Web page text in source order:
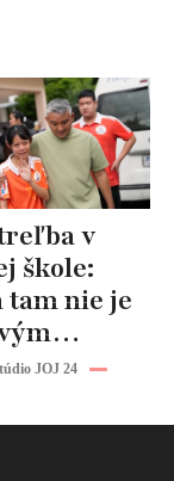
škole:
tam nie je
JOJ 24